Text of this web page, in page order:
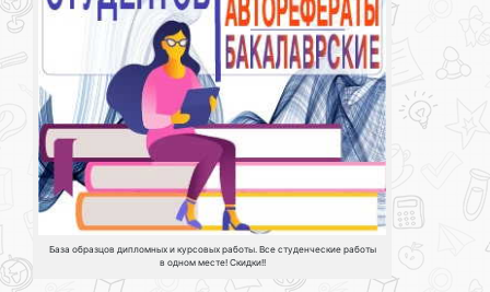
База образцов дипломных и курсовых работы. Все студенческие работы
в одном месте! Скидки!!